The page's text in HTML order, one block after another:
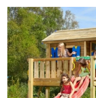
hodnocení
produktu
je
0,0
z
5
hvězdiček.